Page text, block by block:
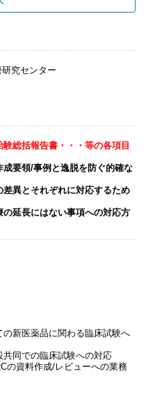
究センター
総括報告書・・・等の各項目
成要領/事例と逸脱を防ぐ的確な
差異とそれぞれに対応するため
の延長にはない事項への対応方
の新医薬品に関わる臨床試験へ
共同での臨床試験への対応
の資料作成/レビューへの業務